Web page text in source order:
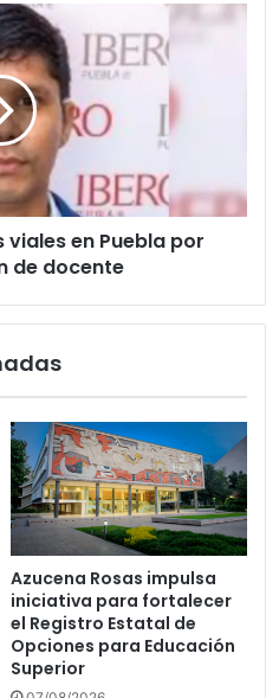
en Puebla por
de docente
Azucena Rosas impulsa
iniciativa para fortalecer
el Registro Estatal de
Opciones para Educación
Superior